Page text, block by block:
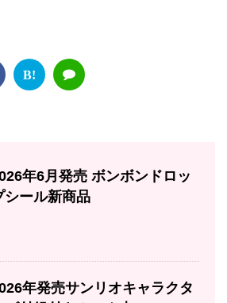
B!
年6月発売 ボンボンドロッ
シール新商品
年発売サンリオキャラクタ